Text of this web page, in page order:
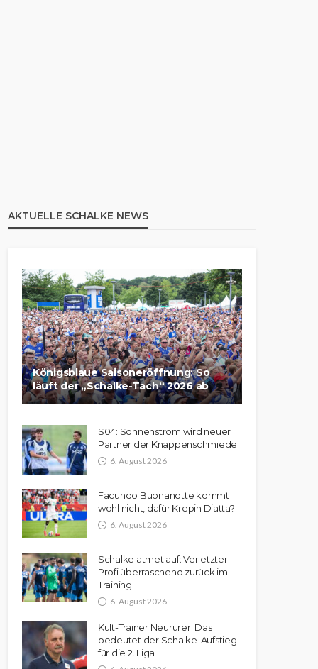
AKTUELLE SCHALKE NEWS
Königsblaue Saisoneröffnung: So
läuft der „Schalke-Tach“ 2026 ab
S04: Sonnenstrom wird neuer
Partner der Knappenschmiede
6. August 2026
Facundo Buonanotte kommt
wohl nicht, dafür Krepin Diatta?
6. August 2026
Schalke atmet auf: Verletzter
Profi überraschend zurück im
Training
6. August 2026
Kult-Trainer Neururer: Das
bedeutet der Schalke-Aufstieg
für die 2. Liga